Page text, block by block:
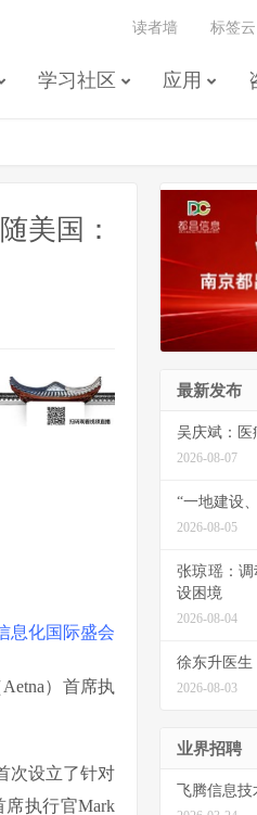
学习社区 应用
读者墙 标签云
美国：
化国际盛会
）首席执
次设立了针对
席执行官Mark
最新发布
吴庆斌：医
2026-08-07
“一地建设
2026-08-05
张琼瑶：
设困境
2026-08-04
徐东升医生
2026-08-03
业界招聘
飞腾信息